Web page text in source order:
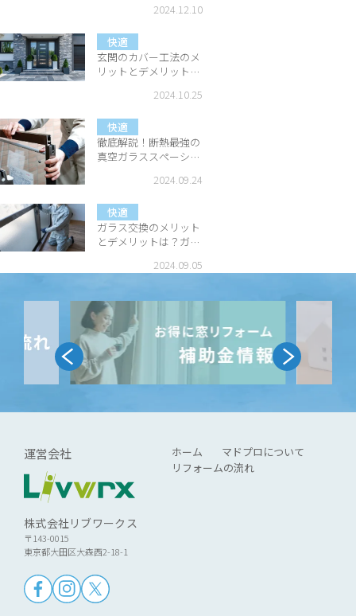
2024.12.10
玄関のカバー工法のメ
リットとデメリット
快適
2024.10.25
徹底解説！断熱最強の
真空ガラススペーシア
快適
2024.09.24
ガラス交換のメリット
とデメリットは？ガラ
断基準を解説
快適
2024.09.05
運営会社
株式会社リブワークス
〒143-0015
東京都大田区大森西2-18-1
ホーム
マドプロについて
リフォームの流れ